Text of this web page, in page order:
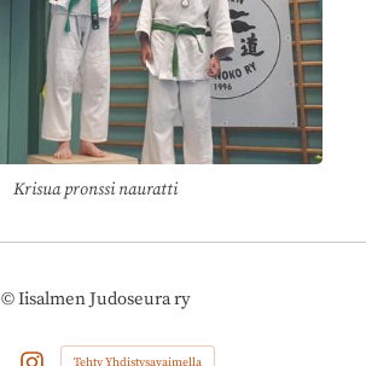
Krisua pronssi nauratti
©Iisalmen Judoseura ry
Tehty Yhdistysavaimella